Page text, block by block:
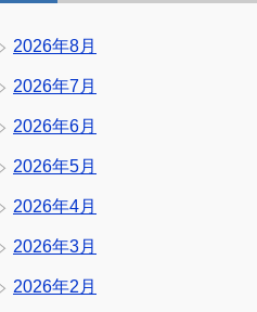
2026年8月
2026年7月
2026年6月
2026年5月
2026年4月
2026年3月
2026年2月